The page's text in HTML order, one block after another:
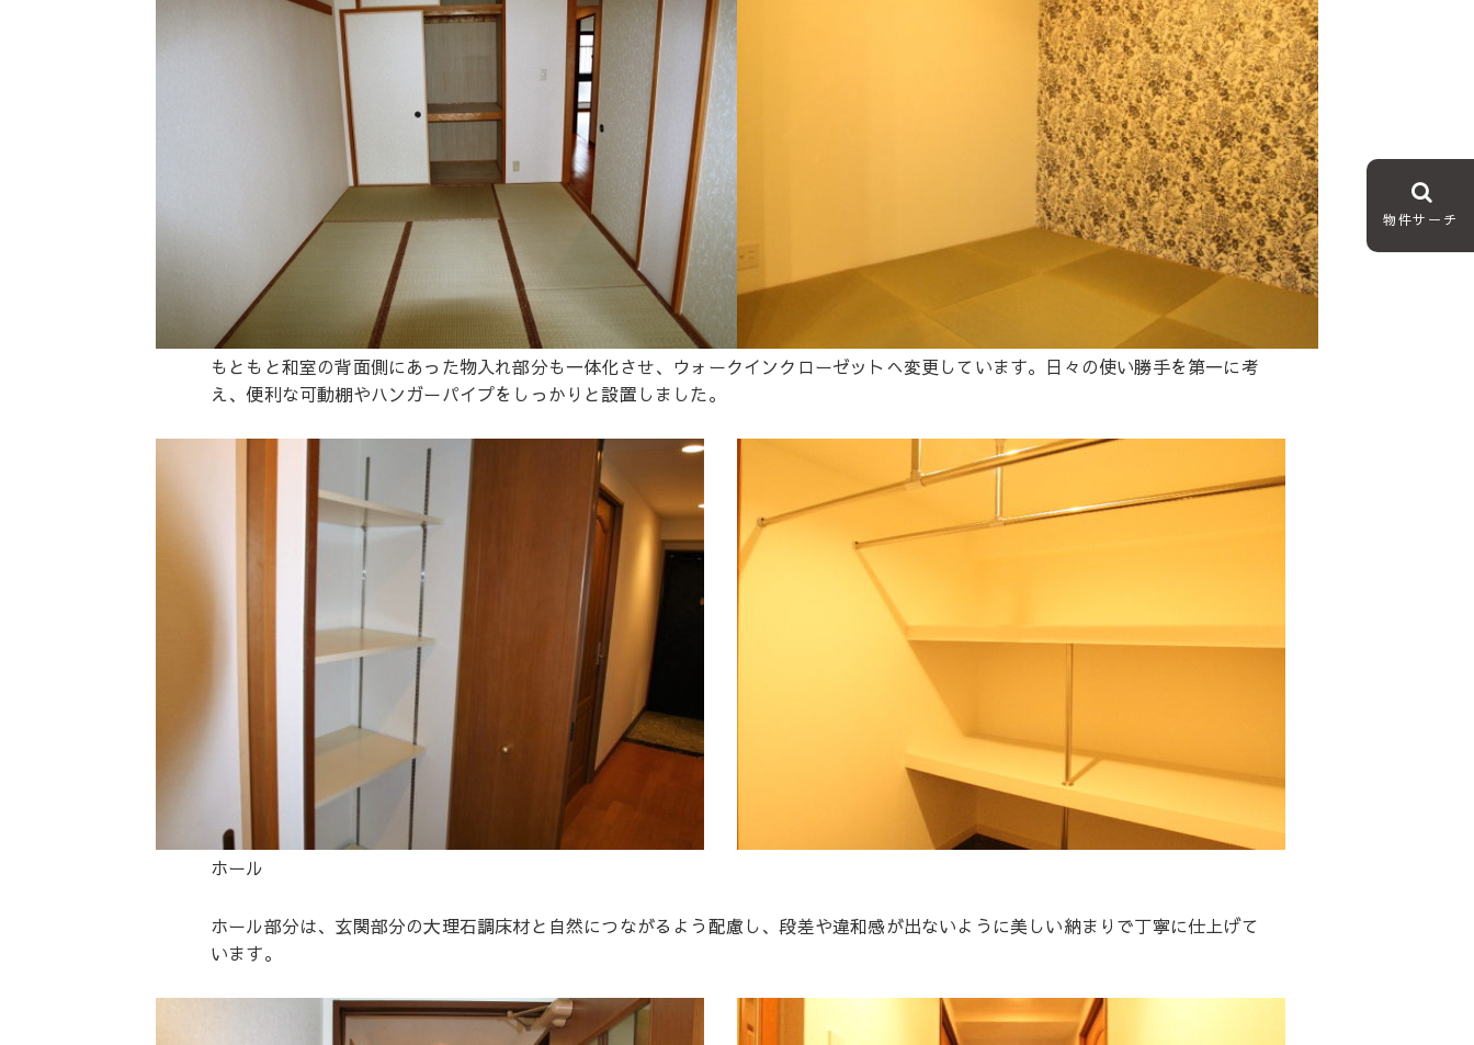
もともと和室の背面側にあった物入れ部分も一体化させ、ウォークインクローゼットへ変更しています。日々の使い勝手を第一に考
え、便利な可動棚やハンガーパイプをしっかりと設置しました。
ホール
ホール部分は、玄関部分の大理石調床材と自然につながるよう配慮し、段差や違和感が出ないように美しい納まりで丁寧に仕上げて
います。
物件サーチ